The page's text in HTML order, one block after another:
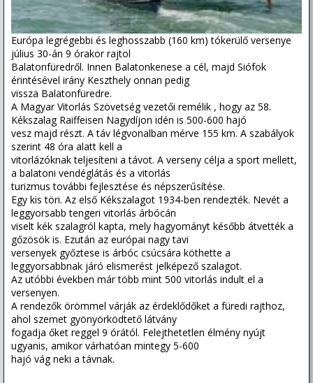
Európa legrégebbi és leghosszabb (160 km) tókerülő versenye
július 30-án 9 órakor rajtol
Balatonfüredről. Innen Balatonkenese a cél, majd Siófok
érintésével irány Keszthely onnan pedig
vissza Balatonfüredre.
A Magyar Vitorlás Szövetség vezetői remélik , hogy az 58.
Kékszalag Raiffeisen Nagydíjon idén is 500-600 hajó
vesz majd részt. A táv légvonalban mérve 155 km. A szabályok
szerint 48 óra alatt kell a
vitorlázóknak teljesíteni a távot. A verseny célja a sport mellett,
a balatoni vendéglátás és a vitorlás
turizmus további fejlesztése és népszerűsítése.
Egy kis töri. Az első Kékszalagot 1934-ben rendezték. Nevét a
leggyorsabb tengeri vitorlás árbócán
viselt kék szalagról kapta, mely hagyományt később átvették a
gőzösök is. Ezután az európai nagy tavi
versenyek győztese is árbóc csúcsára köthette a
leggyorsabbnak járó elismerést jelképező szalagot.
Az utóbbi években már több mint 500 vitorlás indult el a
versenyen.
A rendezők örömmel várják az érdeklődőket a füredi rajthoz,
ahol szemet gyönyörködtető látvány
fogadja őket reggel 9 órától. Felejthetetlen élmény nyújt
ugyanis, amikor várhatóan mintegy 5-600
hajó vág neki a távnak.